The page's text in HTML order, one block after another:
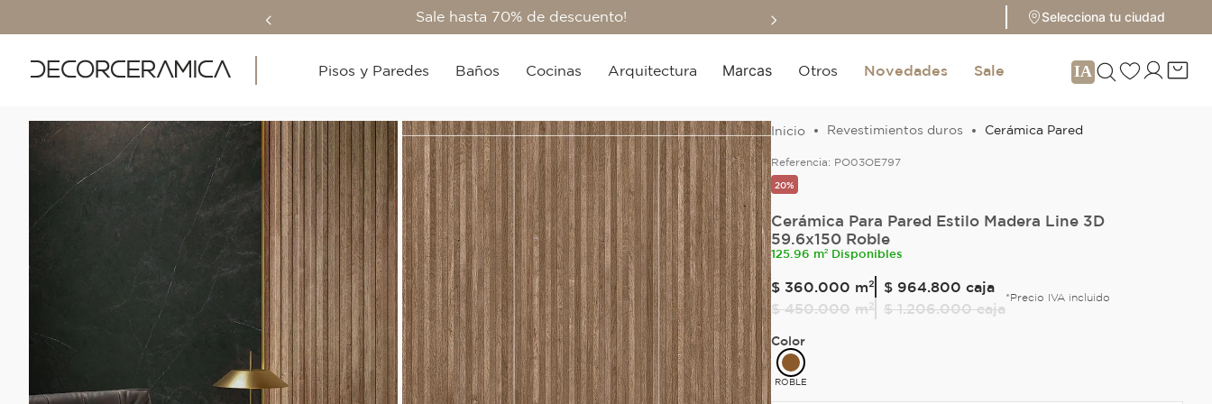
Sale hasta 70% de descuento! Selecciona tu ciudad
Pisos y Paredes Baños Cocinas Arquitectura Marcas Otros Novedades Sale
Revestimientos duros Cerámica Pared
Referencia: PO03OE797
20%
Cerámica Para Pared Estilo Madera Line 3D
59.6x150 Roble
125.96 m² Disponibles
$ 360.000 m² $ 964.800 caja
$ 450.000 m² $ 1.206.000caja
*Precio IVA incluido
Color
ROBLE